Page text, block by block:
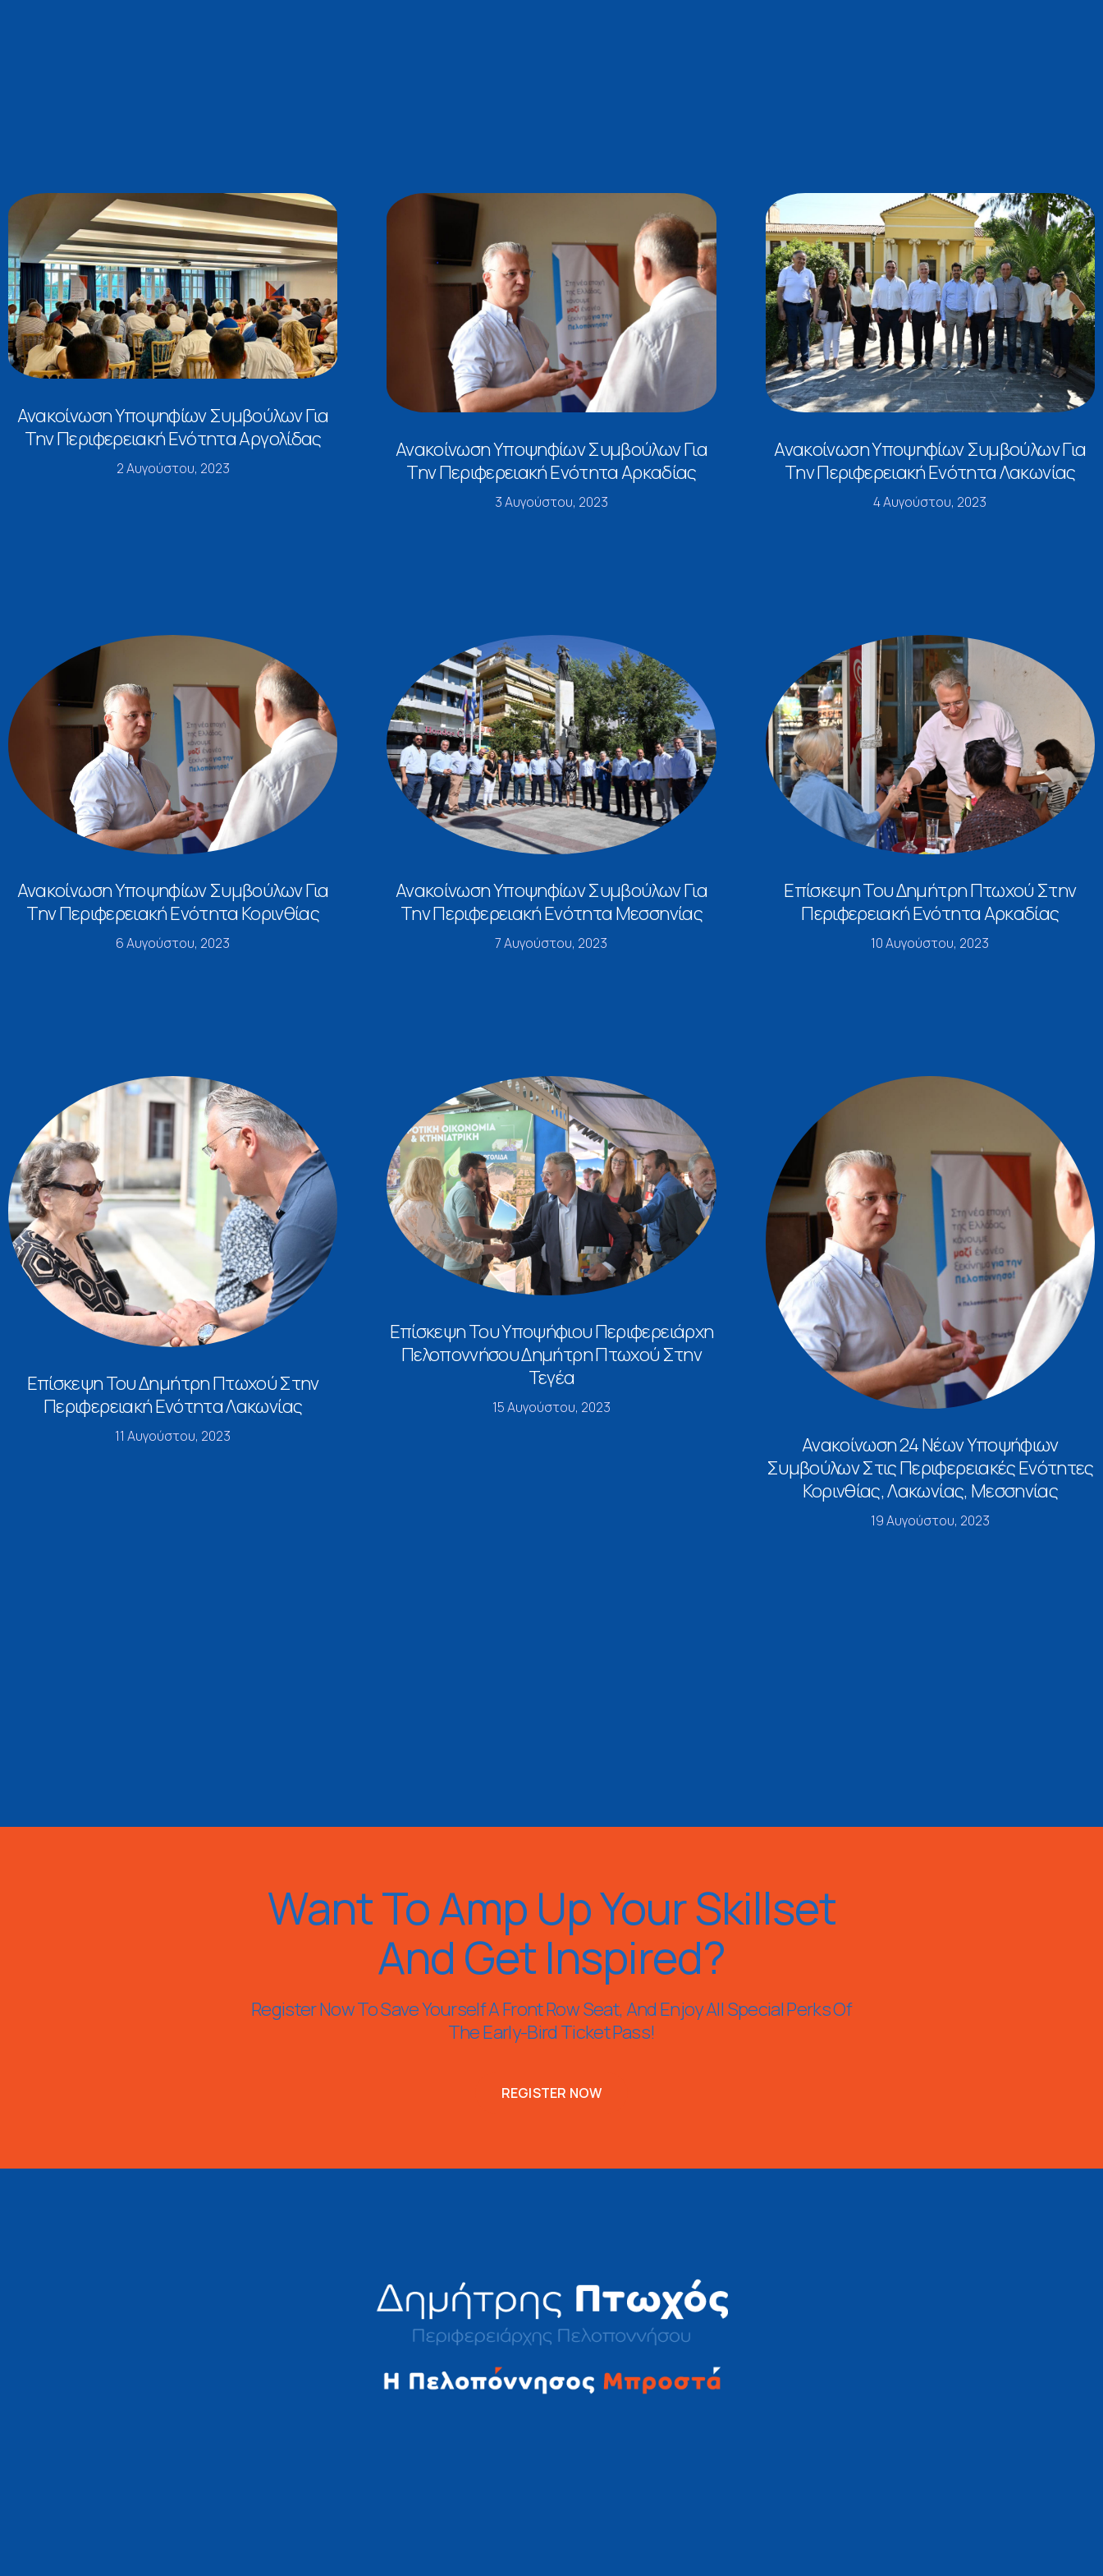
Ανακοίνωση Υποψηφίων Συμβούλων Για
Την Περιφερειακή Ενότητα Αργολίδας
2 Αυγούστου, 2023
Ανακοίνωση Υποψηφίων Συμβούλων Για
Την Περιφερειακή Ενότητα Αρκαδίας
3 Αυγούστου, 2023
Ανακοίνωση Υποψηφίων Συμβούλων Για
Την Περιφερειακή Ενότητα Λακωνίας
4 Αυγούστου, 2023
Ανακοίνωση Υποψηφίων Συμβούλων Για
Την Περιφερειακή Ενότητα Κορινθίας
6 Αυγούστου, 2023
Ανακοίνωση Υποψηφίων Συμβούλων Για
Την Περιφερειακή Ενότητα Μεσσηνίας
7 Αυγούστου, 2023
Επίσκεψη Του Δημήτρη Πτωχού Στην
Περιφερειακή Ενότητα Αρκαδίας
10 Αυγούστου, 2023
Επίσκεψη Του Δημήτρη Πτωχού Στην
Περιφερειακή Ενότητα Λακωνίας
11 Αυγούστου, 2023
Επίσκεψη Του Υποψήφιου Περιφερειάρχη
Πελοποννήσου Δημήτρη Πτωχού Στην
Τεγέα
15 Αυγούστου, 2023
Ανακοίνωση 24 Νέων Υποψήφιων
Συμβούλων Στις Περιφερειακές Ενότητες
Κορινθίας, Λακωνίας, Μεσσηνίας
19 Αυγούστου, 2023
Want To Amp Up Your Skillset
And Get Inspired?
Register Now To Save Yourself A Front Row Seat, And Enjoy All Special Perks Of
The Early-Bird Ticket Pass!
REGISTER NOW